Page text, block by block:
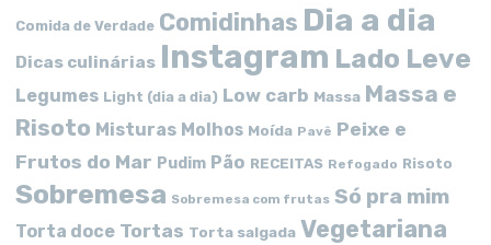
Comida de Verdade Comidinhas Dia a dia
Dicas culinárias Instagram Lado Leve
Legumes Light (dia a dia) Low carb Massa Massa e
Risoto Misturas Molhos Moída Pavê Peixe e
Frutos do Mar Pudim Pão RECEITAS Refogado Risoto
Sobremesa Sobremesa com frutas Só pra mim
Torta doce Tortas Torta salgada Vegetariana